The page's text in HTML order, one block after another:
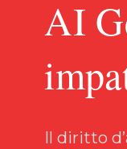
AI
Il diritto